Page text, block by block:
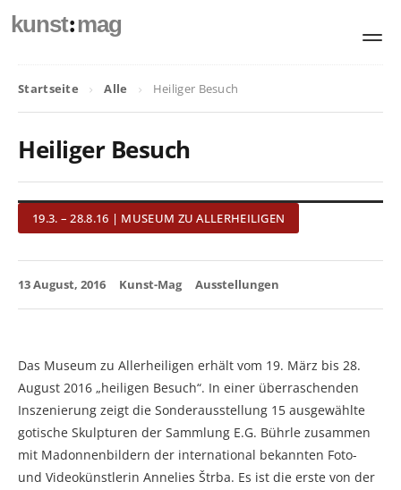
kunst:mag
Startseite Alle Heiliger Besuch
Heiliger Besuch
19.3. – 28.8.16 | MUSEUM ZU ALLERHEILIGEN
13 August, 2016 Kunst-Mag Ausstellungen
Das Museum zu Allerheiligen erhält vom 19. März bis 28.
August 2016 „heiligen Besuch“. In einer überraschenden
Inszenierung zeigt die Sonderausstellung 15 ausgewählte
gotische Skulpturen der Sammlung E.G. Bührle zusammen
mit Madonnenbildern der international bekannten Foto-
und Videokünstlerin Annelies Štrba. Es ist die erste von der